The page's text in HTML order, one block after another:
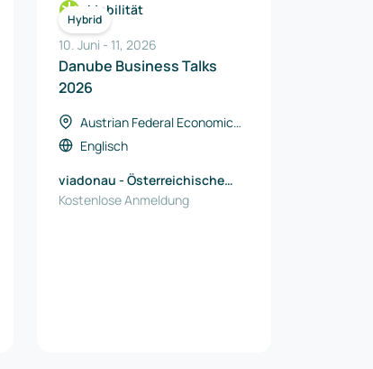
Hybrid
Mobilität
10. Juni - 11, 2026
Danube Business Talks
2026
Austrian Federal Economic
Chamber, Vienna, Österreich
Englisch
viadonau - Österreichische
Wasserstraßen-Gesellschaft
Kostenlose Anmeldung